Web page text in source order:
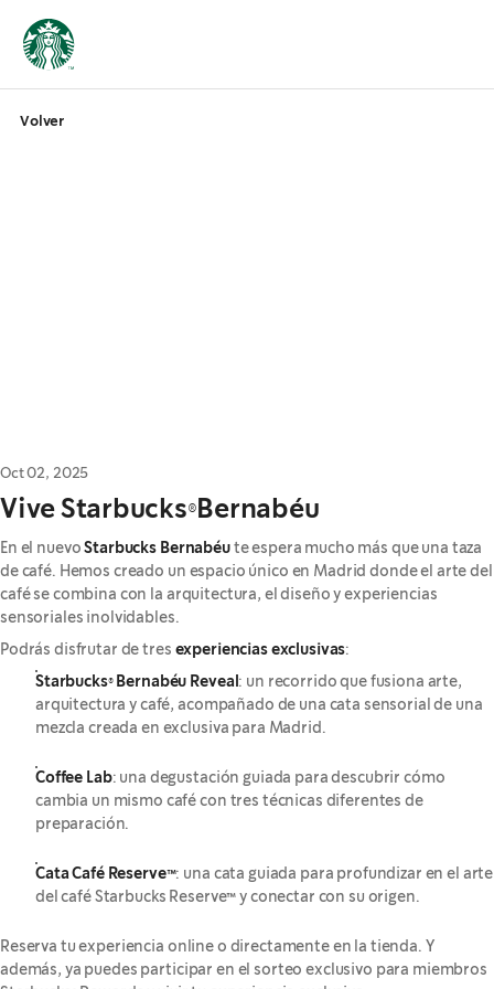
Volver
Oct 02, 2025
Vive Starbucks®Bernabéu
En el nuevoStarbucks Bernabéute espera mucho más que una taza
de café. Hemos creado un espacio único en Madrid donde el arte del
café se combina con la arquitectura, el diseño y experiencias
sensoriales inolvidables.
Podrás disfrutar de tres experiencias exclusivas:
Starbucks® Bernabéu Reveal: un recorrido que fusiona arte,
arquitectura y café, acompañado de una cata sensorial de una
mezcla creada en exclusiva para Madrid.
Coffee Lab: una degustación guiada para descubrir cómo
cambia un mismo café con tres técnicas diferentes de
preparación.
Cata Café Reserve™: una cata guiada para profundizar en el arte
del café Starbucks Reserve™ y conectar con su origen.
Reserva tu experiencia online o directamente en la tienda. Y
además, ya puedes participar en el sorteo exclusivo para miembros